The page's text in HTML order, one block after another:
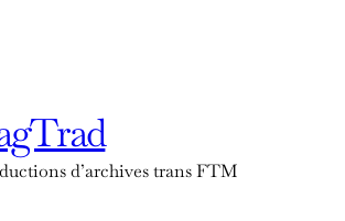
d’archives trans FTM